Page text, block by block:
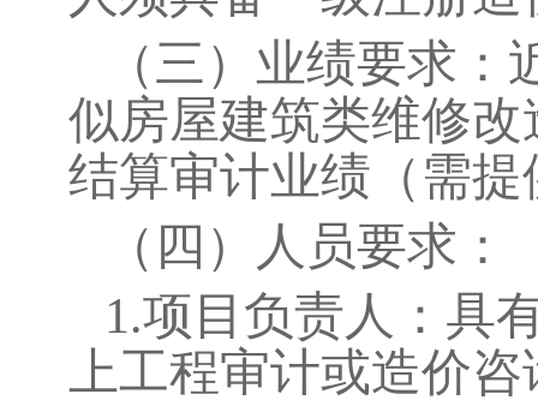
（三 ） 业绩要求：
似房屋建筑类维修
结算审计业绩（需
（ 四 ）
人员要求：
1.项目负责人：具
上工程审计或造价